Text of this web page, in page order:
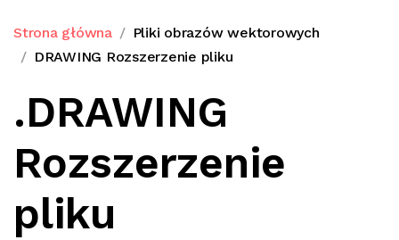
Strona główna
Pliki obrazów wektorowych
DRAWING Rozszerzenie pliku
.DRAWING
Rozszerzenie
pliku